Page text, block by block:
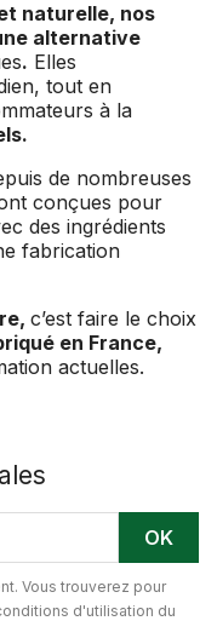
naturelle, nos
alternative
. Elles
tout en
à la
de nombreuses
conçues pour
des ingrédients
fabrication
c’est faire le choix
en France,
actuelles.
Vous trouverez pour
d'utilisation du